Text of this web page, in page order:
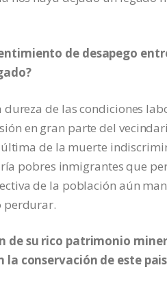
de desapego
de las condiciones
en gran parte del
de la muerte
pobres inmigrantes que
de la población aún
perdurar.
de su rico patrimonio
conservación de este